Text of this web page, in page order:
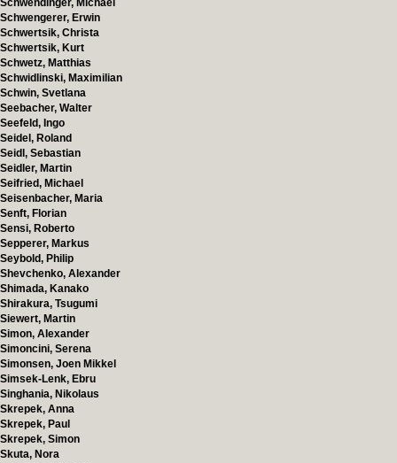
Schwendinger, Michael
Schwengerer, Erwin
Schwertsik, Christa
Schwertsik, Kurt
Schwetz, Matthias
Schwidlinski, Maximilian
Schwin, Svetlana
Seebacher, Walter
Seefeld, Ingo
Seidel, Roland
Seidl, Sebastian
Seidler, Martin
Seifried, Michael
Seisenbacher, Maria
Senft, Florian
Sensi, Roberto
Sepperer, Markus
Seybold, Philip
Shevchenko, Alexander
Shimada, Kanako
Shirakura, Tsugumi
Siewert, Martin
Simon, Alexander
Simoncini, Serena
Simonsen, Joen Mikkel
Simsek-Lenk, Ebru
Singhania, Nikolaus
Skrepek, Anna
Skrepek, Paul
Skrepek, Simon
Skuta, Nora